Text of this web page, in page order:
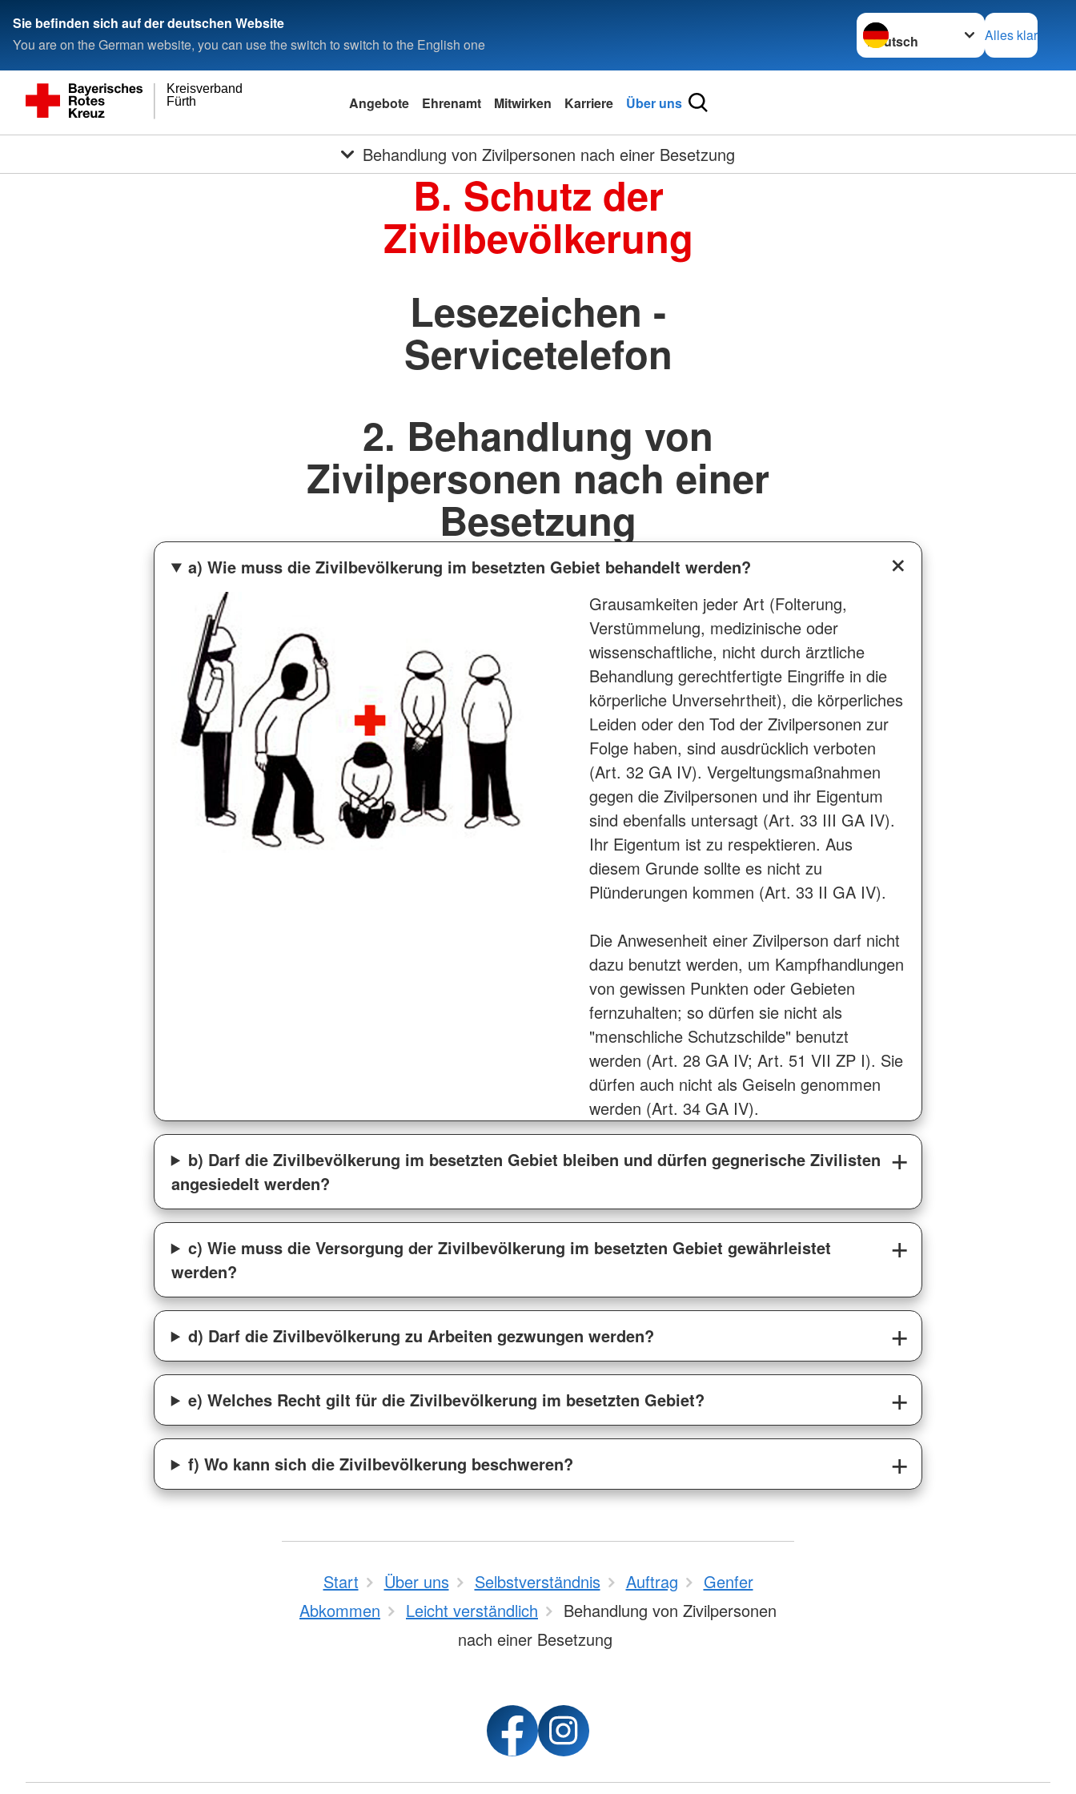
Sie befinden sich auf der deutschen Website
You are on the German website, you can use the switch to switch to the English one
Sprache wechseln zu
Alles klar
Fürth
Kreisverband
Angebote Ehrenamt Mitwirken Karriere Über uns
Behandlung von Zivilpersonen nach einer Besetzung
B. Schutz der
Zivilbevölkerung
Lesezeichen -
Servicetelefon
2. Behandlung von
Zivilpersonen nach einer
Besetzung
a) Wie muss die Zivilbevölkerung im besetzten Gebiet behandelt werden?
Grausamkeiten jeder Art (Folterung,
Verstümmelung, medizinische oder
wissenschaftliche, nicht durch ärztliche
Behandlung gerechtfertigte Eingriffe in die
körperliche Unversehrtheit), die körperliches
Leiden oder den Tod der Zivilpersonen zur
Folge haben, sind ausdrücklich verboten
(Art. 32 GA IV). Vergeltungsmaßnahmen
gegen die Zivilpersonen und ihr Eigentum
sind ebenfalls untersagt (Art. 33 III GA IV).
Ihr Eigentum ist zu respektieren. Aus
diesem Grunde sollte es nicht zu
Plünderungen kommen (Art. 33 II GA IV).
Die Anwesenheit einer Zivilperson darf nicht
dazu benutzt werden, um Kampfhandlungen
von gewissen Punkten oder Gebieten
fernzuhalten; so dürfen sie nicht als
"menschliche Schutzschilde" benutzt
werden (Art. 28 GA IV; Art. 51 VII ZP I). Sie
dürfen auch nicht als Geiseln genommen
werden (Art. 34 GA IV).
b) Darf die Zivilbevölkerung im besetzten Gebiet bleiben und dürfen gegnerische Zivilisten
angesiedelt werden?
c) Wie muss die Versorgung der Zivilbevölkerung im besetzten Gebiet gewährleistet
werden?
d) Darf die Zivilbevölkerung zu Arbeiten gezwungen werden?
e) Welches Recht gilt für die Zivilbevölkerung im besetzten Gebiet?
f) Wo kann sich die Zivilbevölkerung beschweren?
Start Über uns Selbstverständnis Auftrag
Genfer
Abkommen
Leicht verständlich
Behandlung von Zivilpersonen
nach einer Besetzung